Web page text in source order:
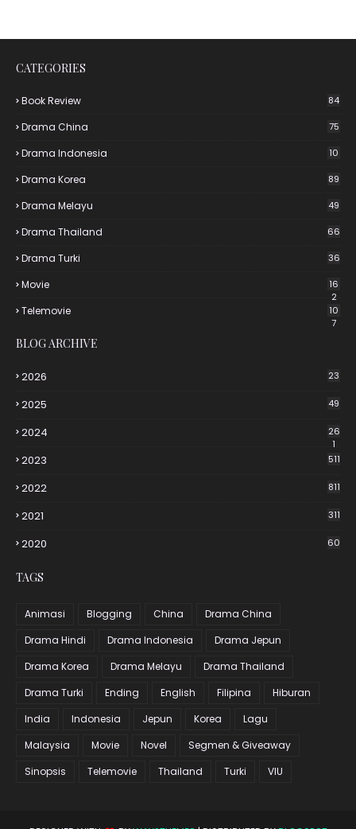
CATEGORIES
Book Review 84
Drama China 75
Drama Indonesia 10
Drama Korea 89
Drama Melayu 49
Drama Thailand 66
Drama Turki 36
Movie
16
2
Telemovie
10
7
BLOG ARCHIVE
2026 23
2025 49
2024
26
1
2023 511
2022 811
2021 311
2020 60
TAGS
Animasi Blogging China
Drama China
Drama Hindi
Drama Indonesia
Drama Jepun
Drama Korea
Drama Melayu
Drama Thailand
Drama Turki
Ending English Filipina
Hiburan
India
Indonesia Jepun Korea
Lagu
Malaysia
Movie Novel
Segmen & Giveaway
Sinopsis
Telemovie Thailand Turki VIU